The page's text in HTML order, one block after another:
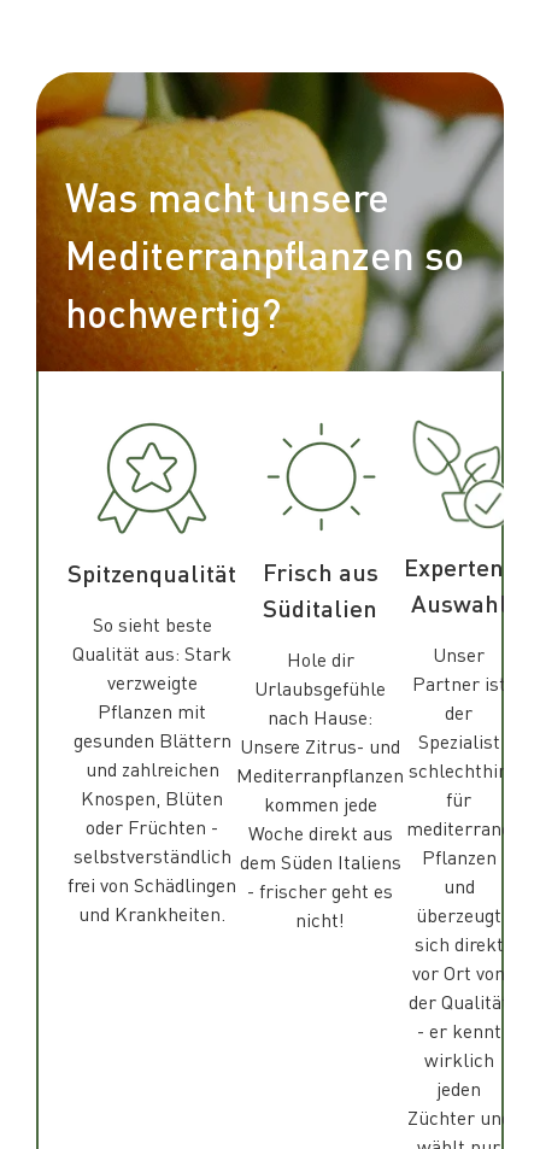
Was macht unsere
Mediterranpflanzen so
hochwertig?
Spitzenqualität
So sieht beste
Qualität aus: Stark
verzweigte
Pflanzen mit
gesunden Blättern
und zahlreichen
Knospen, Blüten
oder Früchten -
selbstverständlich
frei von Schädlingen
und Krankheiten.
Frisch aus
Süditalien
Hole dir
Urlaubsgefühle
nach Hause:
Unsere Zitrus- und
Mediterranpflanzen
kommen jede
Woche direkt aus
dem Süden Italiens
- frischer geht es
nicht!
Experten-
Auswahl
Unser
Partner ist
der
Spezialist
schlechthin
für
mediterrane
Pflanzen
und
überzeugt
sich direkt
vor Ort von
der Qualität
- er kennt
wirklich
jeden
Züchter und